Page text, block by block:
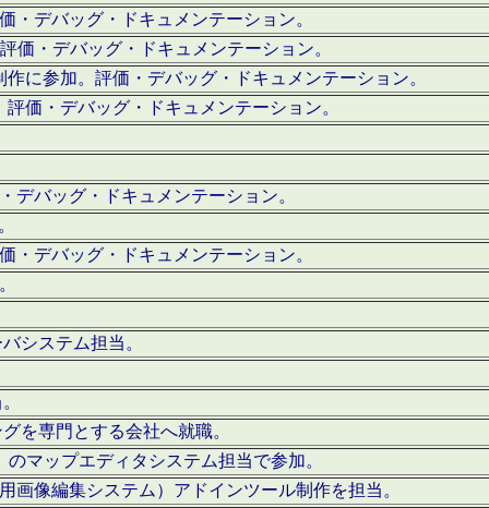
・デバッグ・ドキュメンテーション。
価・デバッグ・ドキュメンテーション。
に参加。評価・デバッグ・ドキュメンテーション。
価・デバッグ・ドキュメンテーション。
デバッグ・ドキュメンテーション。
・デバッグ・ドキュメンテーション。
システム担当。
を専門とする会社へ就職。
マップエディタシステム担当で参加。
画像編集システム）アドインツール制作を担当。